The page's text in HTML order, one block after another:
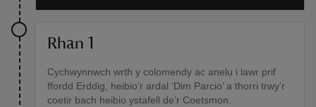
Rhan 1
Cychwynnwch wrth y colomendy ac anelu i lawr prif
ffordd Erddig, heibio’r ardal ‘Dim Parcio’ a thorri trwy’r
coetir bach heibio ystafell de’r Coetsmon.